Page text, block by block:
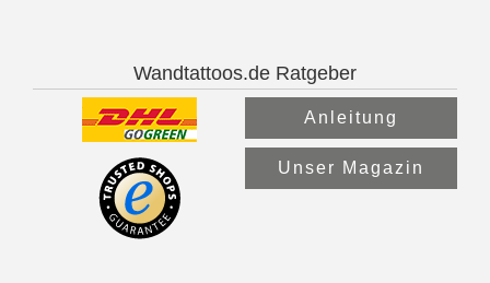
Wandtattoos.de Ratgeber
Anleitung
Unser Magazin